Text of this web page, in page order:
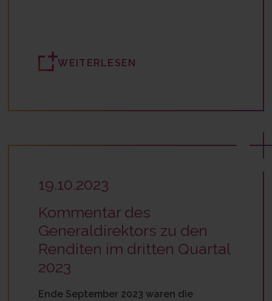
WEITERLESEN
19.10.2023
Kommentar des
Generaldirektors zu den
Renditen im dritten Quartal
2023
Ende September 2023 waren die